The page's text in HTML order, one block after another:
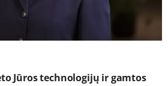
Jūros technologijų ir gamtos